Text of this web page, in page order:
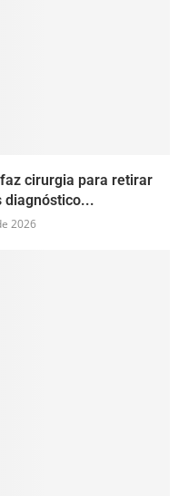
cirurgia para retirar
diagnóstico...
2026